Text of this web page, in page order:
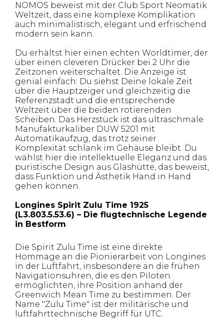
NOMOS beweist mit der Club Sport Neomatik
Weltzeit, dass eine komplexe Komplikation
auch minimalistisch, elegant und erfrischend
modern sein kann.
Du erhältst hier einen echten Worldtimer, der
über einen cleveren Drücker bei 2 Uhr die
Zeitzonen weiterschaltet. Die Anzeige ist
genial einfach: Du siehst Deine lokale Zeit
über die Hauptzeiger und gleichzeitig die
Referenzstadt und die entsprechende
Weltzeit über die beiden rotierenden
Scheiben. Das Herzstück ist das ultraschmale
Manufakturkaliber DUW 5201 mit
Automatikaufzug, das trotz seiner
Komplexität schlank im Gehäuse bleibt. Du
wählst hier die intellektuelle Eleganz und das
puristische Design aus Glashütte, das beweist,
dass Funktion und Ästhetik Hand in Hand
gehen können.
Longines Spirit Zulu Time 1925
(L3.803.5.53.6) – Die flugtechnische Legende
in Bestform
Die Spirit Zulu Time ist eine direkte
Hommage an die Pionierarbeit von Longines
in der Luftfahrt, insbesondere an die frühen
Navigationsuhren, die es den Piloten
ermöglichten, ihre Position anhand der
Greenwich Mean Time zu bestimmen. Der
Name "Zulu Time" ist der militärische und
luftfahrttechnische Begriff für UTC.